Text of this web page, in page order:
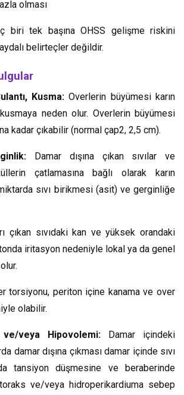
olması
biri tek başına OHSS gelişme riskini
belirteçler değildir.
Kusma: Overlerin büyümesi karın
kusmaya neden olur. Overlerin büyümesi
kadar çıkabilir (normal çap2, 2,5 cm).
Damar dışına çıkan sıvılar ve
çatlamasına bağlı olarak karın
sıvı birikmesi (asit) ve gerginliğe
çıkan sıvıdaki kan ve yüksek orandaki
iritasyon nedeniyle lokal ya da genel
torsiyonu, periton içine kanama ve over
olabilir.
veya Hipovolemi: Damar içindeki
damar dışına çıkması damar içinde sıvı
tansiyon düşmesine ve beraberinde
ve/veya hidroperikardiuma sebep